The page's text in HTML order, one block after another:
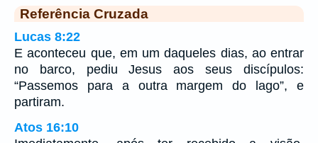
Referência Cruzada
Lucas 8:22
E aconteceu que, em um daqueles dias, ao entrar
no barco, pediu Jesus aos seus discípulos:
“Passemos para a outra margem do lago”, e
partiram.
Atos 16:10